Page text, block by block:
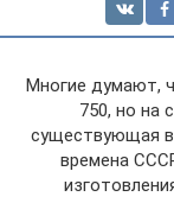
Многие думают,
750, но на
существующая в
времена